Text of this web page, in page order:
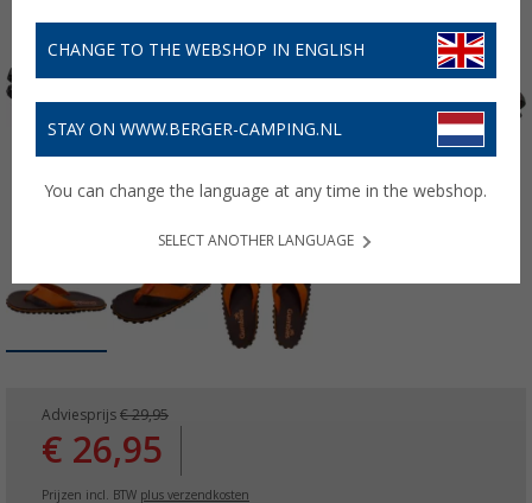
Adviesprijs € 29,95
€ 26,95
Prijzen incl. BTW plus verzendkosten
CHANGE TO THE WEBSHOP IN ENGLISH
STAY ON WWW.BERGER-CAMPING.NL
You can change the language at any time in the webshop.
SELECT ANOTHER LANGUAGE